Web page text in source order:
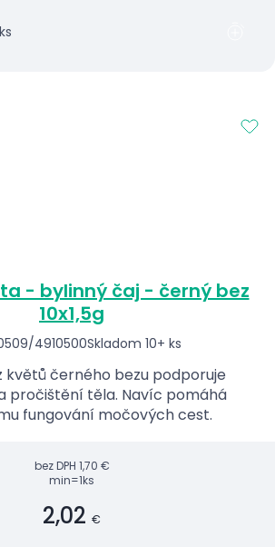
ks
- bylinný čaj - černý bez
10x1,5g
4910500Skladom 10+ ks
květů černého bezu podporuje
pročištění těla. Navíc pomáhá
fungování močových cest.
bez DPH 1,70 €
min=1ks
2,02 €